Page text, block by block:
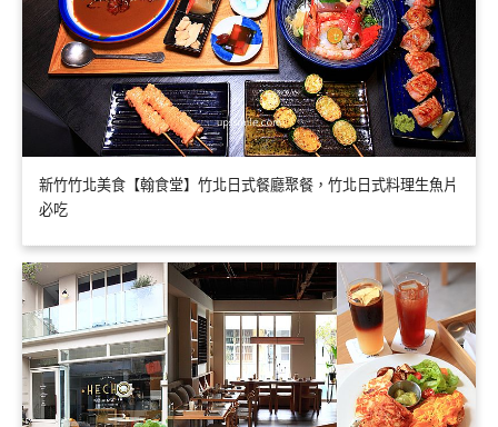
新竹竹北美食【翰食堂】竹北日式餐廳聚餐，竹北日式料理生魚片
必吃